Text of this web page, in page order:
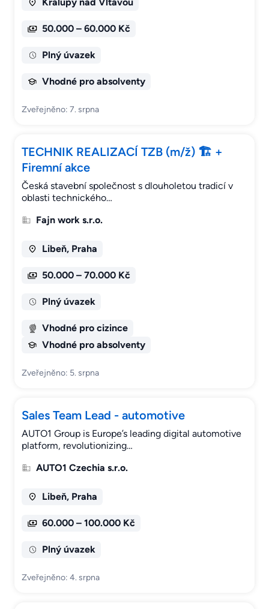
Kralupy nad Vltavou
50.000 – 60.000 Kč
Plný úvazek
Vhodné pro absolventy
Zveřejněno: 7. srpna
TECHNIK REALIZACÍ TZB (m/ž) 🏗️ +
Firemní akce
Česká stavební společnost s dlouholetou tradicí v
oblasti technického…
Fajn work s.r.o.
Libeň, Praha
50.000 – 70.000 Kč
Plný úvazek
Vhodné pro cizince
Vhodné pro absolventy
Zveřejněno: 5. srpna
Sales Team Lead - automotive
AUTO1 Group is Europe’s leading digital automotive
platform, revolutionizing…
AUTO1 Czechia s.r.o.
Libeň, Praha
60.000 – 100.000 Kč
Plný úvazek
Zveřejněno: 4. srpna